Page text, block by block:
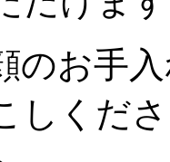
のお手
しくだ